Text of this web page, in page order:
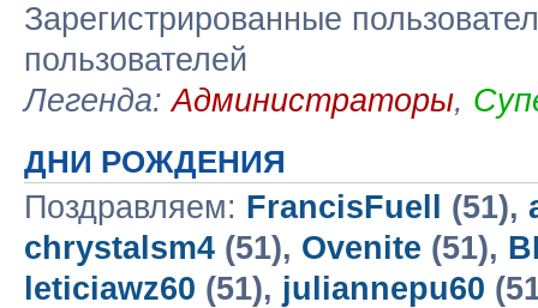
Зарегистрированные
пользователей
Легенда:Администраторы,
ДНИ РОЖДЕНИЯ
Поздравляем: FrancisFuell (51),
chrystalsm4 (51), Ovenite (51),
leticiawz60 (51), juliannepu60